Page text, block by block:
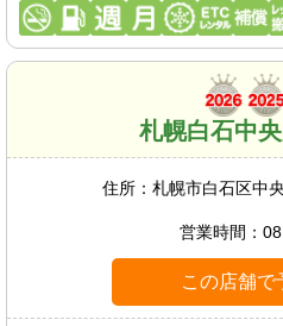
札幌白石中
住所： 札幌市白石区中
営業時間：
この店舗で